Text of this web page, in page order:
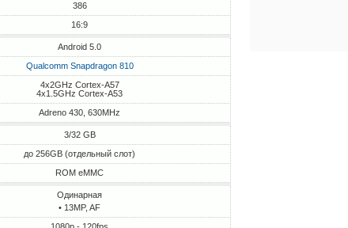
386
16:9
Android 5.0
Qualcomm Snapdragon 810
4x2GHz Cortex-A57
4x1.5GHz Cortex-A53
Adreno 430, 630MHz
3/32 GB
до 256GB (отдельный слот)
ROM eMMC
Одинарная
• 13MP, AF